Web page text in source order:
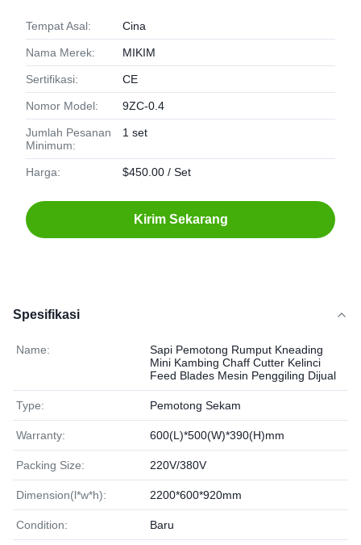
Tempat Asal: Cina
Nama Merek: MIKIM
Sertifikasi: CE
Nomor Model: 9ZC-0.4
Jumlah Pesanan
Minimum:
1 set
Harga: $450.00 / Set
Kirim Sekarang
Spesifikasi
Name:
Sapi Pemotong Rumput Kneading
Mini Kambing Chaff Cutter Kelinci
Feed Blades Mesin Penggiling Dijual
Type: Pemotong Sekam
Warranty: 600(L)*500(W)*390(H)mm
Packing Size: 220V/380V
Dimension(l*w*h): 2200*600*920mm
Condition: Baru